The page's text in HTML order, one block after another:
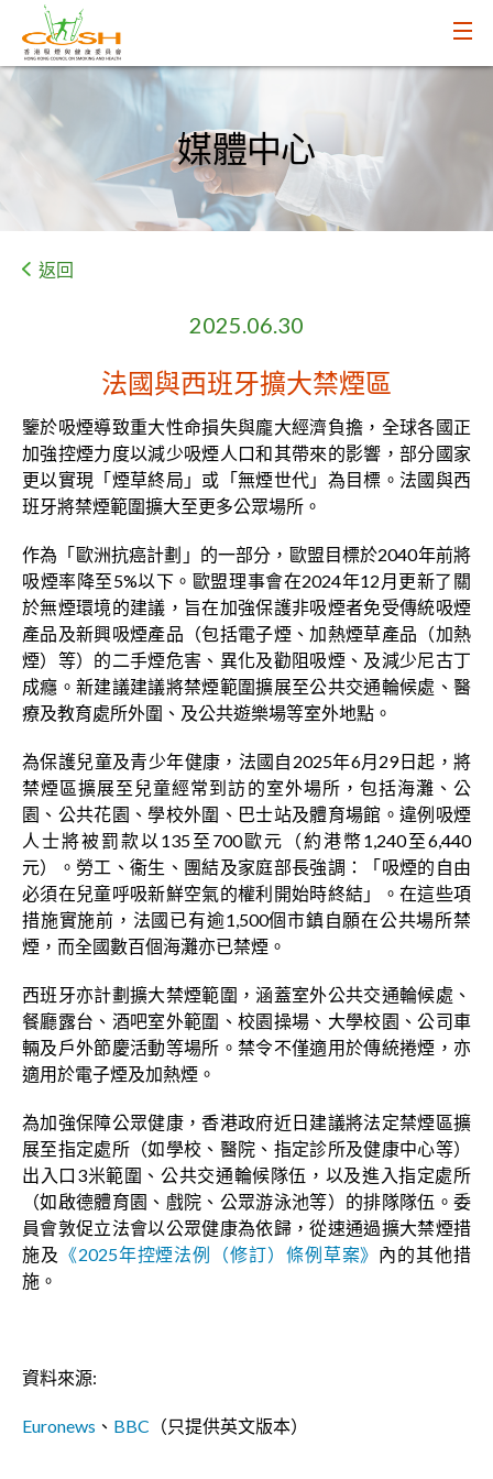
媒體中心
返回
2025.06.30
法國與西班牙擴大禁煙區
鑒於吸煙導致重大性命損失與龐大經濟負擔，全球各國正
加強控煙力度以減少吸煙人口和其帶來的影響，部分國家
更以實現「煙草終局」或「無煙世代」為目標。法國與西
班牙將禁煙範圍擴大至更多公眾場所。
作為「歐洲抗癌計劃」的一部分，歐盟目標於2040年前將
吸煙率降至5%以下。歐盟理事會在2024年12月更新了關
於無煙環境的建議，旨在加強保護非吸煙者免受傳統吸煙
產品及新興吸煙產品（包括電子煙、加熱煙草產品（加熱
煙）等）的二手煙危害、異化及勸阻吸煙、及減少尼古丁
成癮。新建議建議將禁煙範圍擴展至公共交通輪候處、醫
療及教育處所外圍、及公共遊樂場等室外地點。
為保護兒童及青少年健康，法國自2025年6月29日起，將
禁煙區擴展至兒童經常到訪的室外場所，包括海灘、公
園、公共花園、學校外圍、巴士站及體育場館。違例吸煙
人士將被罰款以135至700歐元（約港幣1,240至6,440
元）。勞工、衞生、團結及家庭部長強調：「吸煙的自由
必須在兒童呼吸新鮮空氣的權利開始時終結」。在這些項
措施實施前，法國已有逾1,500個市鎮自願在公共場所禁
煙，而全國數百個海灘亦已禁煙。
西班牙亦計劃擴大禁煙範圍，涵蓋室外公共交通輪候處、
餐廳露台、酒吧室外範圍、校園操場、大學校園、公司車
輛及戶外節慶活動等場所。禁令不僅適用於傳統捲煙，亦
適用於電子煙及加熱煙。
為加強保障公眾健康，香港政府近日建議將法定禁煙區擴
展至指定處所（如學校、醫院、指定診所及健康中心等）
出入口3米範圍、公共交通輪候隊伍，以及進入指定處所
（如啟德體育園、戲院、公眾游泳池等）的排隊隊伍。委
員會敦促立法會以公眾健康為依歸，從速通過擴大禁煙措
施及 《2025年控煙法例（修訂）條例草案》 內的其他措
施。
資料來源:
Euronews 、 BBC （只提供英文版本）